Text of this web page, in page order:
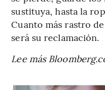
sustituya, hasta la
Cuanto más rastro
será su reclamación.
Lee más